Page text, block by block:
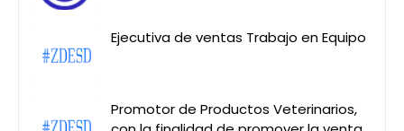
Ejecutiva de ventas Trabajo en Equipo
Promotor de Productos Veterinarios,